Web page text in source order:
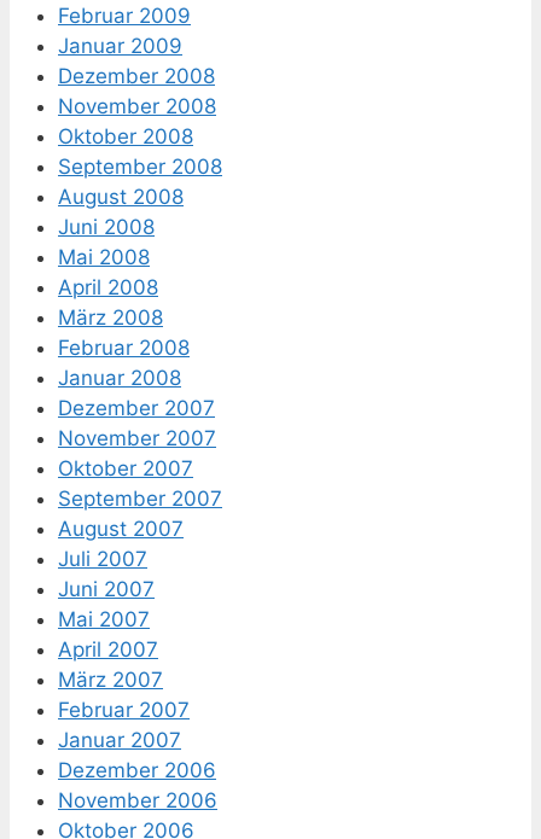
Februar 2009
Januar 2009
Dezember 2008
November 2008
Oktober 2008
September 2008
August 2008
Juni 2008
Mai 2008
April 2008
März 2008
Februar 2008
Januar 2008
Dezember 2007
November 2007
Oktober 2007
September 2007
August 2007
Juli 2007
Juni 2007
Mai 2007
April 2007
März 2007
Februar 2007
Januar 2007
Dezember 2006
November 2006
Oktober 2006